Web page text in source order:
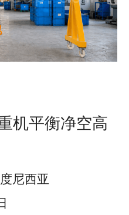
机平衡净空高
尼西亚